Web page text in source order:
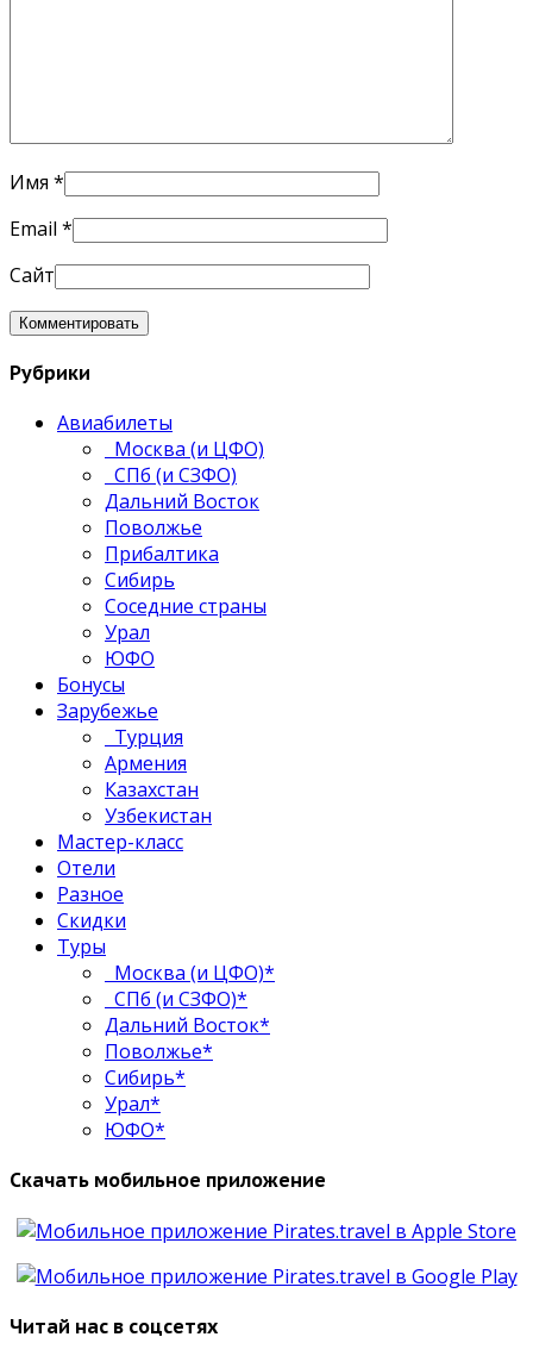
Имя *
Email *
Сайт
Рубрики
Авиабилеты
Москва (и ЦФО)
СПб (и СЗФО)
Дальний Восток
Поволжье
Прибалтика
Сибирь
Соседние страны
Урал
ЮФО
Бонусы
Зарубежье
Турция
Армения
Казахстан
Узбекистан
Мастер-класс
Отели
Разное
Скидки
Туры
Москва (и ЦФО)*
СПб (и СЗФО)*
Дальний Восток*
Поволжье*
Сибирь*
Урал*
ЮФО*
Скачать мобильное приложение
Читай нас в соцсетях